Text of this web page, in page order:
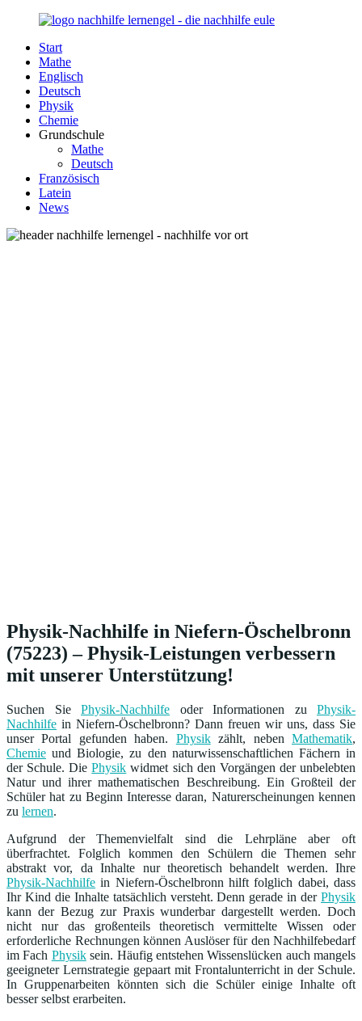
Zurück
Inhalt
Nachhilfe-
Lernengel.de
Unsere
Nachhilfe-
Eule
berät
zum
Damit
Lernen
Spaß
Start
Mathe
Englisch
Deutsch
Physik
Chemie
Grundschule
Mathe
Deutsch
Französisch
Latein
News
Physik-Nachhilfe in Niefern-Öschelbronn
(75223) – Physik-Leistungen verbessern
mit unserer Unterstützung!
Suchen Sie Physik-Nachhilfe oder Informationen zu Physik-
Nachhilfe in Niefern-Öschelbronn? Dann freuen wir uns, dass Sie
unser Portal gefunden haben. Physikzählt, nebenMathematik,
Chemie und Biologie, zu den naturwissenschaftlichen Fächern in
der Schule. DiePhysik widmet sich den Vorgängen der unbelebten
Natur und ihrer mathematischen Beschreibung. Ein Großteil der
Schüler hat zu Beginn Interesse daran, Naturerscheinungen kennen
zu lernen.
Aufgrund der Themenvielfalt sind die Lehrpläne aber oft
überfrachtet. Folglich kommen den Schülern die Themen sehr
abstrakt vor, da Inhalte nur theoretisch behandelt werden. Ihre
Physik-Nachhilfe in Niefern-Öschelbronn hilft folglich dabei, dass
Ihr Kind die Inhalte tatsächlich versteht. Denn gerade in der Physik
kann der Bezug zur Praxis wunderbar dargestellt werden. Doch
nicht nur das großenteils theoretisch vermittelte Wissen oder
erforderliche Rechnungen können Auslöser für den Nachhilfebedarf
im Fach Physiksein. Häufig entstehen Wissenslücken auch mangels
geeigneter Lernstrategie gepaart mit Frontalunterricht in der Schule.
In Gruppenarbeiten könnten sich die Schüler einige Inhalte oft
besser selbst erarbeiten.